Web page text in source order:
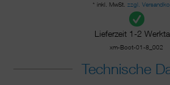
* inkl. MwSt. zzgl.
Lieferzeit 1-2
xm-Boot-01-8_002
Technische